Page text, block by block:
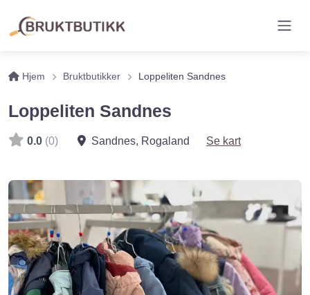
Hjem Bruktbutikker Loppeliten Sandnes
Loppeliten Sandnes
0.0 (0) Sandnes, Rogaland Se kart